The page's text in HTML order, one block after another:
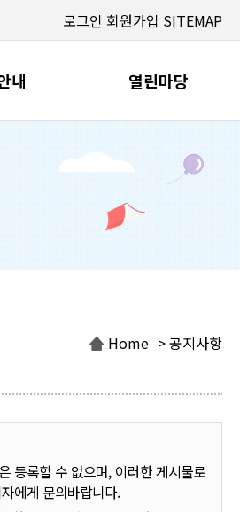
로그인 회원가입 SITEMAP
내 열린마당
Home > 공지사항
등록할 수 없으며, 이러한 게시물로
에게 문의바랍니다.